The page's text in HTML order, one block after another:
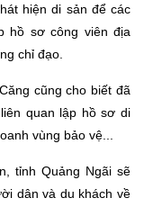
hiện di sản để các
hồ sơ công viên địa
chỉ đạo.
cũng cho biết đã
quan lập hồ sơ di
vùng bảo vệ...
tỉnh Quảng Ngãi sẽ
dân và du khách về